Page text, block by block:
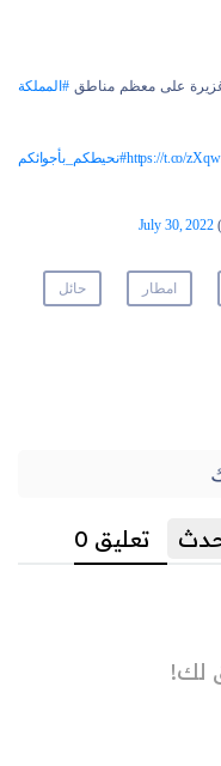
على معظم مناطق#المملكة
https://t.co/#نحيطكم_بأجوائكم
July 30, 2022
امطار حائل